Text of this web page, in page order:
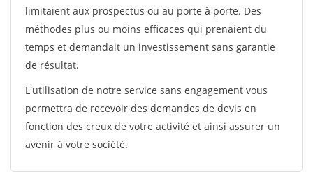
limitaient aux prospectus ou au porte à porte. Des
méthodes plus ou moins efficaces qui prenaient du
temps et demandait un investissement sans garantie
de résultat.
L'utilisation de notre service sans engagement vous
permettra de recevoir des demandes de devis en
fonction des creux de votre activité et ainsi assurer un
avenir à votre société.